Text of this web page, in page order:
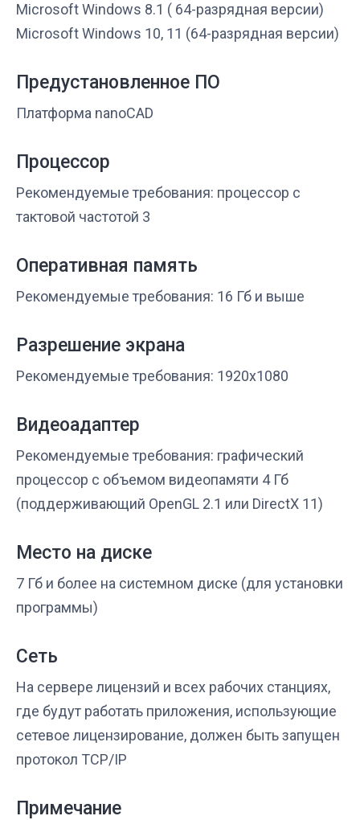
Microsoft Windows 8.1 ( 64-разрядная версии)
Microsoft Windows 10, 11 (64-разрядная версии)
Предустановленное ПО
Платформа nanoCAD
Процессор
Рекомендуемые требования: процессор с
тактовой частотой 3
Оперативная память
Рекомендуемые требования: 16 Гб и выше
Разрешение экрана
Рекомендуемые требования: 1920x1080
Видеоадаптер
Рекомендуемые требования: графический
процессор с объемом видеопамяти 4 Гб
(поддерживающий OpenGL 2.1 или DirectX 11)
Место на диске
7 Гб и более на системном диске (для установки
программы)
Сеть
На сервере лицензий и всех рабочих станциях,
где будут работать приложения, использующие
сетевое лицензирование, должен быть запущен
протокол TCP/IP
Примечание